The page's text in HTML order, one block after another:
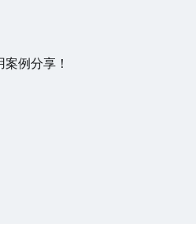
例分享！